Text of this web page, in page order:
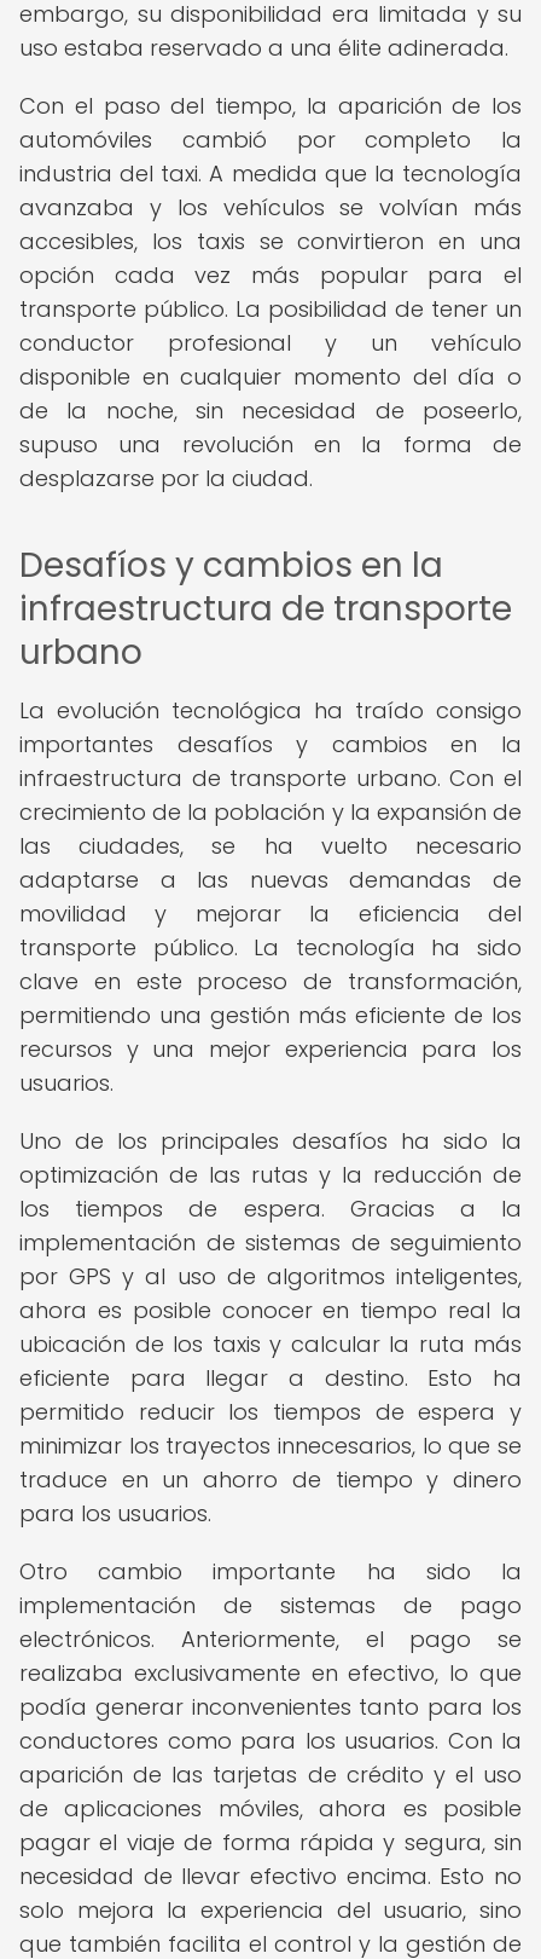
embargo, su disponibilidad era limitada y su
uso estaba reservado a una élite adinerada.
Con el paso del tiempo, la aparición de los
automóviles cambió por completo la
industria del taxi. A medida que la tecnología
avanzaba y los vehículos se volvían más
accesibles, los taxis se convirtieron en una
opción cada vez más popular para el
transporte público. La posibilidad de tener un
conductor profesional y un vehículo
disponible en cualquier momento del día o
de la noche, sin necesidad de poseerlo,
supuso una revolución en la forma de
desplazarse por la ciudad.
Desafíos y cambios en la
infraestructura de transporte
urbano
La evolución tecnológica ha traído consigo
importantes desafíos y cambios en la
infraestructura de transporte urbano. Con el
crecimiento de la población y la expansión de
las ciudades, se ha vuelto necesario
adaptarse a las nuevas demandas de
movilidad y mejorar la eficiencia del
transporte público. La tecnología ha sido
clave en este proceso de transformación,
permitiendo una gestión más eficiente de los
recursos y una mejor experiencia para los
usuarios.
Uno de los principales desafíos ha sido la
optimización de las rutas y la reducción de
los tiempos de espera. Gracias a la
implementación de sistemas de seguimiento
por GPS y al uso de algoritmos inteligentes,
ahora es posible conocer en tiempo real la
ubicación de los taxis y calcular la ruta más
eficiente para llegar a destino. Esto ha
permitido reducir los tiempos de espera y
minimizar los trayectos innecesarios, lo que se
traduce en un ahorro de tiempo y dinero
para los usuarios.
Otro cambio importante ha sido la
implementación de sistemas de pago
electrónicos. Anteriormente, el pago se
realizaba exclusivamente en efectivo, lo que
podía generar inconvenientes tanto para los
conductores como para los usuarios. Con la
aparición de las tarjetas de crédito y el uso
de aplicaciones móviles, ahora es posible
pagar el viaje de forma rápida y segura, sin
necesidad de llevar efectivo encima. Esto no
solo mejora la experiencia del usuario, sino
que también facilita el control y la gestión de